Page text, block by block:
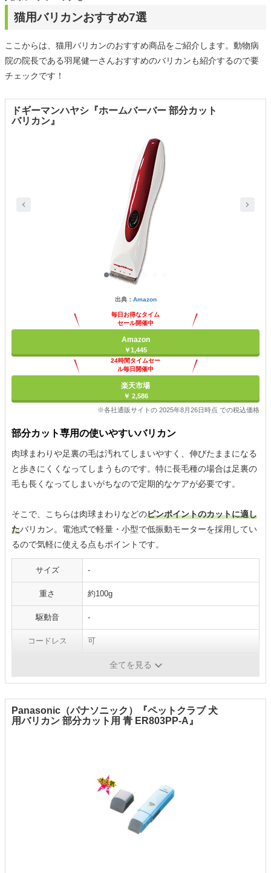
猫用バリカンおすすめ7選
ここからは、猫用バリカンのおすすめ商品をご紹介します。動物病
院の院長である羽尾健一さんおすすめのバリカンも紹介するので要
チェックです！
ドギーマンハヤシ『ホームバーバー 部分カット
バリカン』
出典： Amazon
毎日お得なタイム
セール開催中
Amazon
￥1,445
24時間タイムセー
ル毎日開催中
楽天市場
￥ 2,586
※各社通販サイトの 2025年8月26日時点 での税込価格
部分カット専用の使いやすいバリカン
肉球まわりや足裏の毛は汚れてしまいやすく、伸びたままになる
と歩きにくくなってしまうものです。特に長毛種の場合は足裏の
毛も長くなってしまいがちなので定期的なケアが必要です。
そこで、こちらは肉球まわりなどのピンポイントのカットに適し
たバリカン。電池式で軽量・小型で低振動モーターを採用してい
るので気軽に使える点もポイントです。
サイズ -
重さ 約100g
駆動音 -
コードレス 可
全てを見る
Panasonic（パナソニック）『ペットクラブ 犬
用バリカン 部分カット用 青 ER803PP-A』